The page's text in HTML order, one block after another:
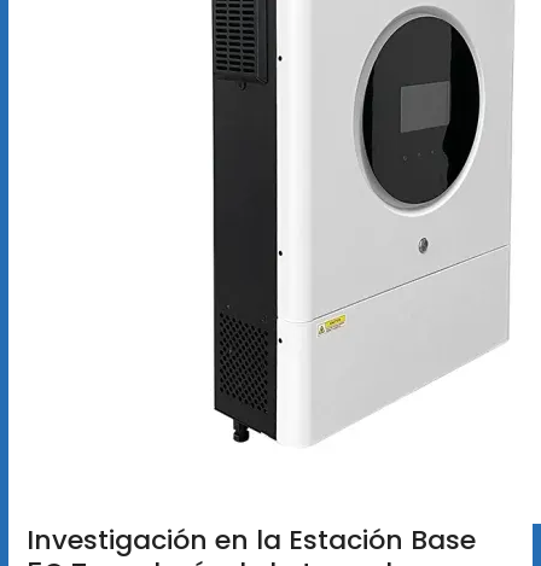
Investigación en la Estación Base